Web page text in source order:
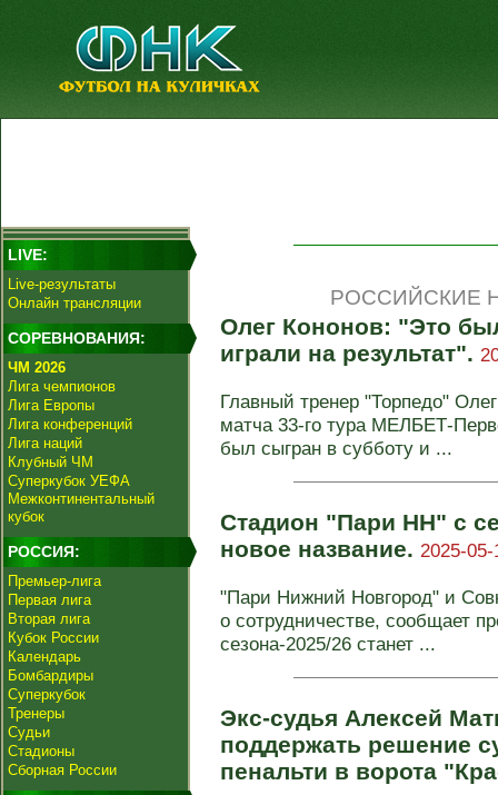
LIVE:
Live-результаты
Онлайн трансляции
СОРЕВНОВАНИЯ:
ЧМ 2026
Лига чемпионов
Лига Европы
Лига конференций
Лига наций
Клубный ЧМ
Суперкубок УЕФА
Межконтинентальный
кубок
РОССИЯ:
Премьер-лига
Первая лига
Вторая лига
Кубок России
Календарь
Бомбардиры
Суперкубок
Тренеры
Судьи
Стадионы
Сборная России
РОССИЙСКИЕ
Олег Кононов: "Это
играли на результат".
Главный тренер "Торпедо"
матча 33-го тура МЕЛБЕТ-
был сыгран в субботу и ...
Стадион "Пари НН" с
новое название. 2025-
"Пари Нижний Новгород" и
о сотрудничестве, сообщает
сезона-2025/26 станет ...
Экс-судья Алексей
поддержать решение
пенальти в ворота